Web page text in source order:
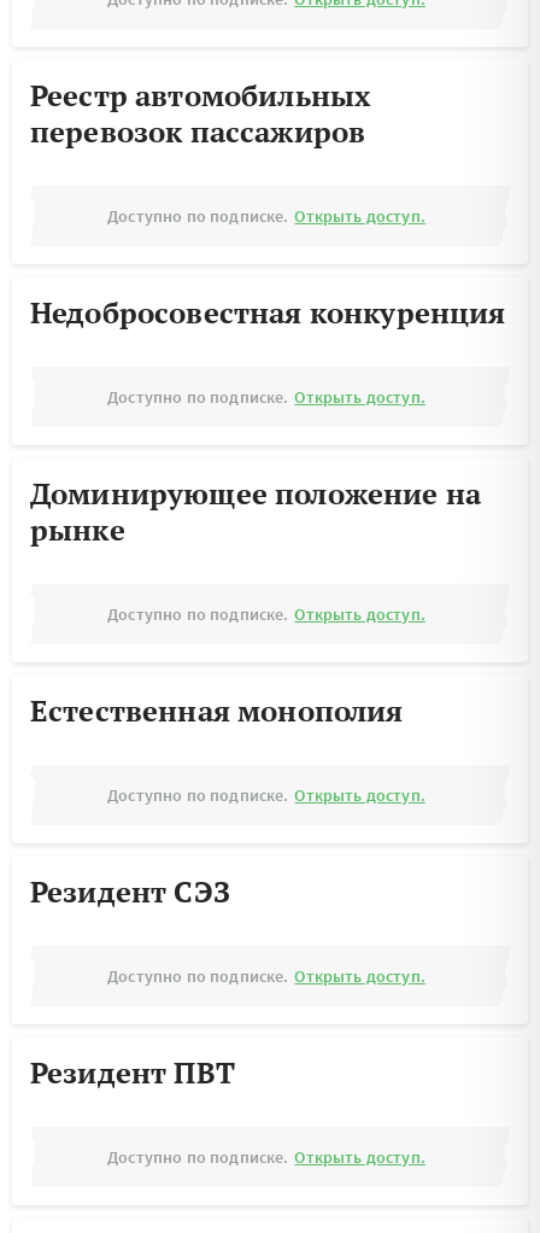
Реестр автомобильных
перевозок пассажиров
Доступно по подписке. Открыть доступ.
Недобросовестная конкуренция
Доступно по подписке. Открыть доступ.
Доминирующее положение на
рынке
Доступно по подписке. Открыть доступ.
Естественная монополия
Доступно по подписке. Открыть доступ.
Резидент СЭЗ
Доступно по подписке. Открыть доступ.
Резидент ПВТ
Доступно по подписке. Открыть доступ.